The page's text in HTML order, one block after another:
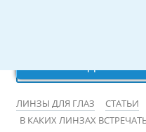
ЛИНЗЫ ДЛЯ ГЛАЗ
СТАТЬИ
В КАКИХ ЛИНЗАХ